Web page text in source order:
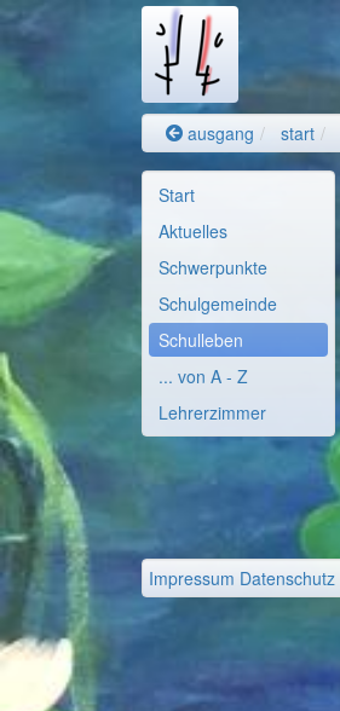
ausgang start
Start
Aktuelles
Schwerpunkte
Schulgemeinde
Schulleben
... von A - Z
Lehrerzimmer
Impressum Datenschutz